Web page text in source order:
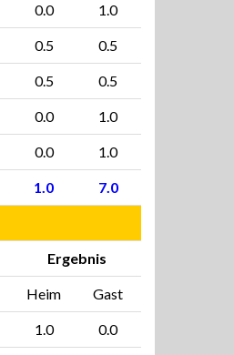
0.0 1.0
0.5 0.5
0.5 0.5
0.0 1.0
0.0 1.0
1.0 7.0
Ergebnis
Heim Gast
1.0 0.0